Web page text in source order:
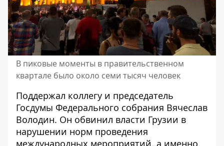
В пиковые моменты в правительственном
квартале было около семи тысяч человек
Поддержал коллегу и председатель
Госдумы Федерального собрания Вячеслав
Володин. Он обвинил власти Грузии в
нарушении норм проведения
международных мероприятий, а именно